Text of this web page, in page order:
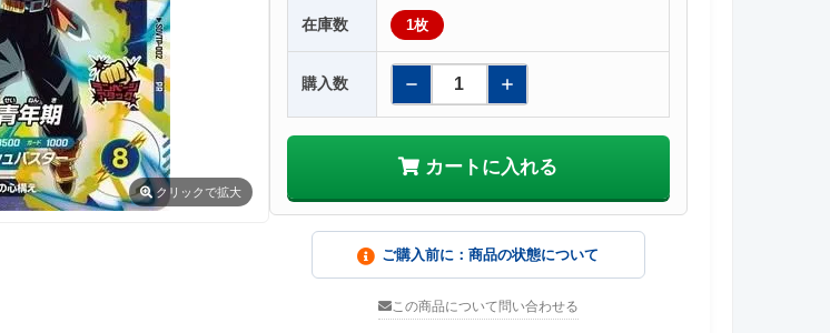
クリック で拡大
在庫数 1枚
購入数
カートに入れる
ご購入前に：商品の状態について
この商品について問い合わせる